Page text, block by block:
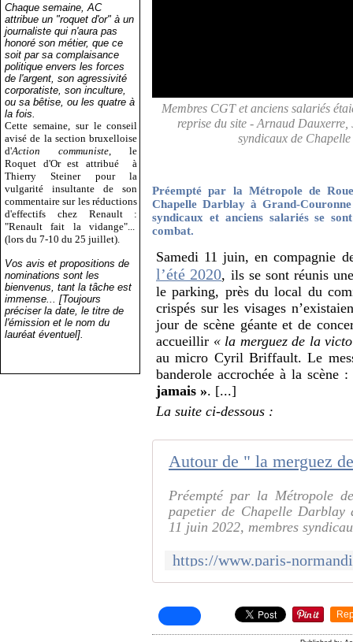
Chaque semaine, AC
attribue un "roquet d'or" à un
journaliste qui n'aura pas
honoré son métier, que ce
soit par sa complaisance
politique envers les forces
de l'argent, son agressivité
corporatiste, son inculture,
ou sa bêtise, ou les quatre à
la fois.
Cette semaine, sur le conseil
avisé de la section bruxelloise
d'Action communiste , le
Roquet d'Or est attribué
à
Thierry Steiner pour la
vulgarité insultante de son
commentaire sur les réductions
d'effectifs chez Renault :
"Renault fait la vidange"...
(lors du 7-10 du 25 juillet).
Vos avis et propositions de
nominations sont les
bienvenus, tant la tâche est
immense... [Toujours
préciser la date, le titre de
l'émission et le nom du
lauréat éventuel].
Membres CGT et anciens salariés
reprise du site - Arnaud
syndicaux de
Préempté par la Métropole de
Chapelle Darblay à Grand-
syndicaux et anciens salariés se
combat.
Samedi 11 juin, en compagnie
l’été 2020, ils se sont réunis
le parking, près du local du
crispés sur les visages
jour de scène géante et de
accueillir « la merguez de la
au micro Cyril Briffault. Le
banderole accrochée à la scène
jamais ». [...]
La suite ci-dessous :
Préempté par la Métropole
papetier de Chapelle Darblay
11 juin 2022, membres